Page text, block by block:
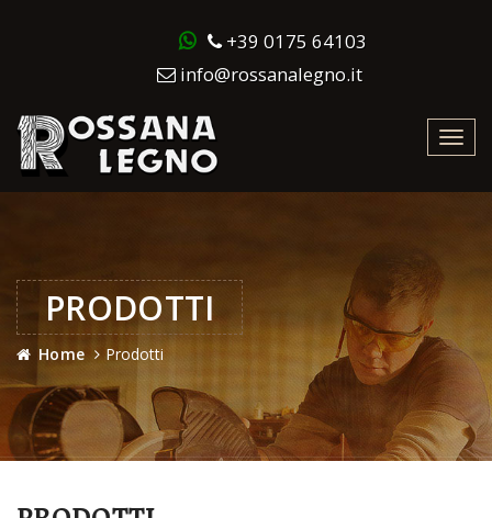
+39 0175 64103
info@rossanalegno.it
PRODOTTI
Home Prodotti